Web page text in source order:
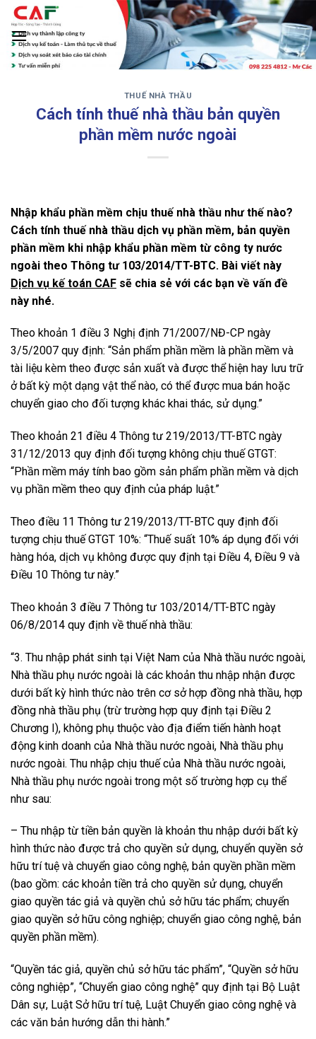
Skip
content
‹ ›
THUẾ NHÀ THẦU
Cách tính thuế nhà thầu bản quyền
phần mềm nước ngoài
Nhập khẩu phần mềm chịu thuế nhà thầu như thế nào?
Cách tính thuế nhà thầu dịch vụ phần mềm, bản quyền
phần mềm khi nhập khẩu phần mềm từ công ty nước
ngoài theo Thông tư 103/2014/TT-BTC. Bài viết này
Dịch vụ kế toán CAF sẽ chia sẻ với các bạn về vấn đề
này nhé.
Theo khoản 1 điều 3 Nghị định 71/2007/NĐ-CP ngày
3/5/2007 quy định: “Sản phẩm phần mềm là phần mềm và
tài liệu kèm theo được sản xuất và được thể hiện hay lưu trữ
ở bất kỳ một dạng vật thể nào, có thể được mua bán hoặc
chuyển giao cho đối tượng khác khai thác, sử dụng.”
Theo khoản 21 điều 4 Thông tư 219/2013/TT-BTC ngày
31/12/2013 quy định đối tượng không chịu thuế GTGT:
“Phần mềm máy tính bao gồm sản phẩm phần mềm và dịch
vụ phần mềm theo quy định của pháp luật.”
Theo điều 11 Thông tư 219/2013/TT-BTC quy định đối
tượng chịu thuế GTGT 10%: “Thuế suất 10% áp dụng đối với
hàng hóa, dịch vụ không được quy định tại Điều 4, Điều 9 và
Điều 10 Thông tư này.”
Theo khoản 3 điều 7 Thông tư 103/2014/TT-BTC ngày
06/8/2014 quy định về thuế nhà thầu:
“3. Thu nhập phát sinh tại Việt Nam của Nhà thầu nước ngoài,
Nhà thầu phụ nước ngoài là các khoản thu nhập nhận được
dưới bất kỳ hình thức nào trên cơ sở hợp đồng nhà thầu, hợp
đồng nhà thầu phụ (trừ trường hợp quy định tại Điều 2
Chương I), không phụ thuộc vào địa điểm tiến hành hoạt
động kinh doanh của Nhà thầu nước ngoài, Nhà thầu phụ
nước ngoài. Thu nhập chịu thuế của Nhà thầu nước ngoài,
Nhà thầu phụ nước ngoài trong một số trường hợp cụ thể
như sau:
– Thu nhập từ tiền bản quyền là khoản thu nhập dưới bất kỳ
hình thức nào được trả cho quyền sử dụng, chuyển quyền sở
hữu trí tuệ và chuyển giao công nghệ, bản quyền phần mềm
(bao gồm: các khoản tiền trả cho quyền sử dụng, chuyển
giao quyền tác giả và quyền chủ sở hữu tác phẩm; chuyển
giao quyền sở hữu công nghiệp; chuyển giao công nghệ, bản
quyền phần mềm).
“Quyền tác giả, quyền chủ sở hữu tác phẩm”, “Quyền sở hữu
công nghiệp”, “Chuyển giao công nghệ” quy định tại Bộ Luật
Dân sự, Luật Sở hữu trí tuệ, Luật Chuyển giao công nghệ và
các văn bản hướng dẫn thi hành.”